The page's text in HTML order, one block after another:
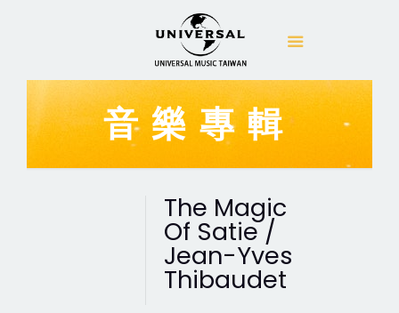
音樂專輯
The Magic
Of Satie /
Jean-Yves
Thibaudet